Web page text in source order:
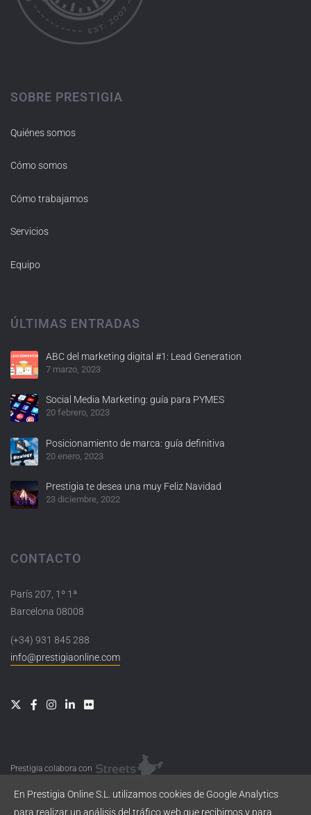
SOBRE PRESTIGIA
Quiénes somos
Cómo somos
Cómo trabajamos
Servicios
Equipo
ÚLTIMAS ENTRADAS
ABC del marketing digital #1: Lead Generation
7 marzo, 2023
Social Media Marketing: guía para PYMES
20 febrero, 2023
Posicionamiento de marca: guía definitiva
20 enero, 2023
Prestigia te desea una muy Feliz Navidad
23 diciembre, 2022
CONTACTO
París 207, 1º 1ª
Barcelona 08008
(+34) 931 845 288
info@prestigiaonline.com
Prestigia colabora con
En Prestigia Online S.L. utilizamos cookies de Google Analytics
para realizar un análisis del tráfico web que recibimos y para